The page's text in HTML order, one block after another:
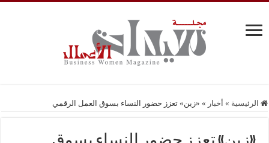
الرئيسية » أخبار » «زين» تعزز حضور النساء بسوق العمل الرقمي